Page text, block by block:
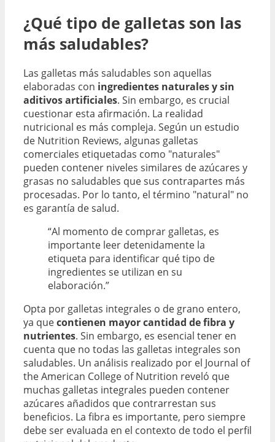
¿Qué tipo de galletas son las
más saludables?
Las galletas más saludables son aquellas
elaboradas con ingredientes naturales y sin
aditivos artificiales. Sin embargo, es crucial
cuestionar esta afirmación. La realidad
nutricional es más compleja. Según un estudio
de Nutrition Reviews, algunas galletas
comerciales etiquetadas como "naturales"
pueden contener niveles similares de azúcares y
grasas no saludables que sus contrapartes más
procesadas. Por lo tanto, el término "natural" no
es garantía de salud.
“Al momento de comprar galletas, es
importante leer detenidamente la
etiqueta para identificar qué tipo de
ingredientes se utilizan en su
elaboración.”
Opta por galletas integrales o de grano entero,
ya quecontienen mayor cantidad de fibra y
nutrientes. Sin embargo, es esencial tener en
cuenta que no todas las galletas integrales son
saludables. Un análisis realizado por el Journal of
the American College of Nutrition reveló que
muchas galletas integrales pueden contener
azúcares añadidos que contrarrestan sus
beneficios. La fibra es importante, pero siempre
debe ser evaluada en el contexto de todo el perfil